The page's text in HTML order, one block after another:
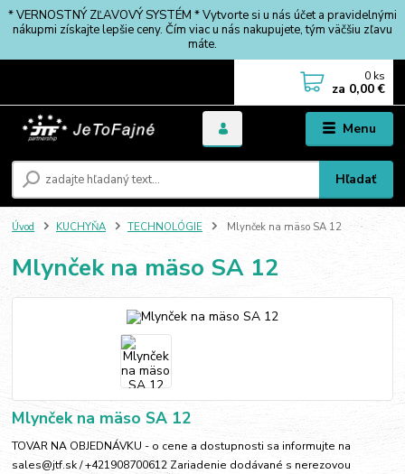
* VERNOSTNÝ ZĽAVOVÝ SYSTÉM * Vytvorte si u nás účet a pravidelnými
nákupmi získajte lepšie ceny. Čím viac u nás nakupujete, tým väčšiu zľavu
máte.
Menu
Hľadať
0 ks
za 0,00 €
Úvod KUCHYŇA TECHNOLÓGIE Mlynček na mäso SA 12
Mlynček na mäso SA 12
Mlynček na mäso SA 12
TOVAR NA OBJEDNÁVKU - o cene a dostupnosti sa informujte na
sales@jtf.sk / +421908700612 Zariadenie dodávané s nerezovou